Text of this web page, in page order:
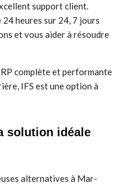
support client.
24 heures sur 24, 7 jours
et vous aider à résoudre
complète et performante
IFS est une option à
solution idéale
alternatives à Mar-